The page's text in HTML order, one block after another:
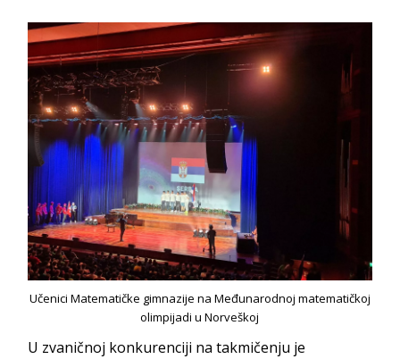
Učenici Matematičke gimnazije na Međunarodnoj matematičkoj
olimpijadi u Norveškoj
U zvaničnoj konkurenciji na takmičenju je